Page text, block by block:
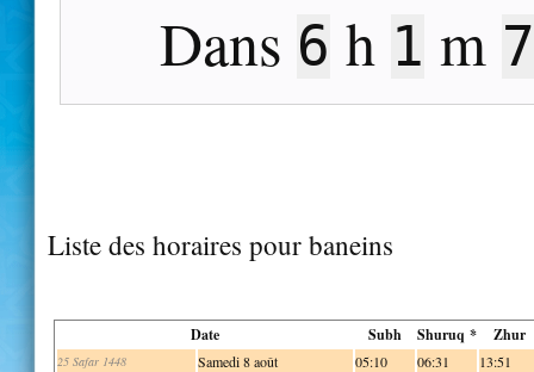
Dans 6 h 1 m 6
Liste des horaires pour baneins
Date Subh Shuruq * Zhur
25 Safar 1448 Samedi 8 août 05:10 06:31 13:51